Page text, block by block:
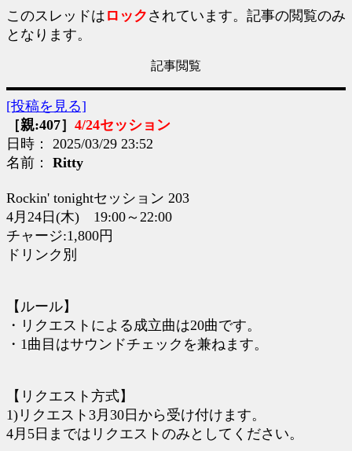
このスレッドは ロック されています。記事の閲覧のみ
となります。
記事閲覧
[投稿を見る]
［親:407］ 4/24セッション
日時： 2025/03/29 23:52
名前： Ritty
Rockin' tonightセッション 203
4月24日(木) 19:00～22:00
チャージ:1,800円
ドリンク別
【ルール】
・リクエストによる成立曲は20曲です。
・1曲目はサウンドチェックを兼ねます。
【リクエスト方式】
1)リクエスト3月30日から受け付けます。
4月5日まではリクエストのみとしてください。